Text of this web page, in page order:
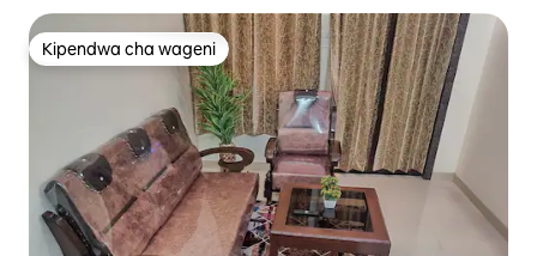
Kipendwa cha wageni
Kipendwa cha wageni